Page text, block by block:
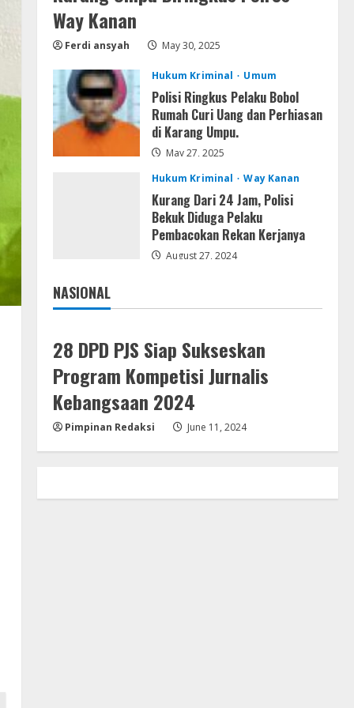
4
Rune Release for Desktop
August 6, 2026
Umum
Profil AKBP Ramadhona, Eks
Perwira Brimob Papua Kini
Jabat Kapolres Way Kanan
August 5, 2026
Way Kanan
Ferdi ansyah May 30, 2025
Hukum Kriminal Umum
Polisi Ringkus Pelaku Bobol
Rumah Curi Uang dan Perhiasan
di Karang Umpu.
May 27, 2025
Hukum Kriminal
Way Kanan
Kurang Dari 24 Jam, Polisi
Bekuk Diduga Pelaku
Pembacokan Rekan Kerjanya
August 27, 2024
NASIONAL
Jakarta
28 DPD PJS Siap Sukseskan
Program Kompetisi Jurnalis
Kebangsaan 2024
Pimpinan Redaksi June 11, 2024